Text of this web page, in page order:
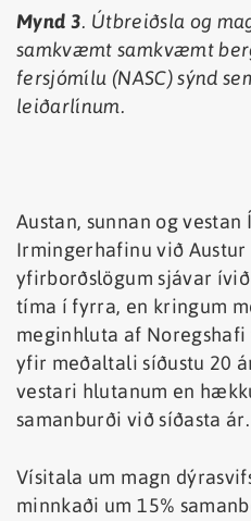
Mynd 3. Útbreiðsla og
samkvæmt samkvæmt
fersjómílu (NASC) sýnd
leiðarlínum.
Austan, sunnan og vestan
Irmingerhafinu við
yfirborðslögum sjávar
tíma í fyrra, en kringum
meginhluta af
yfir meðaltali síðustu 20
vestari hlutanum en
samanburði við síðasta ár.
Vísitala um magn
minnkaði um 15%